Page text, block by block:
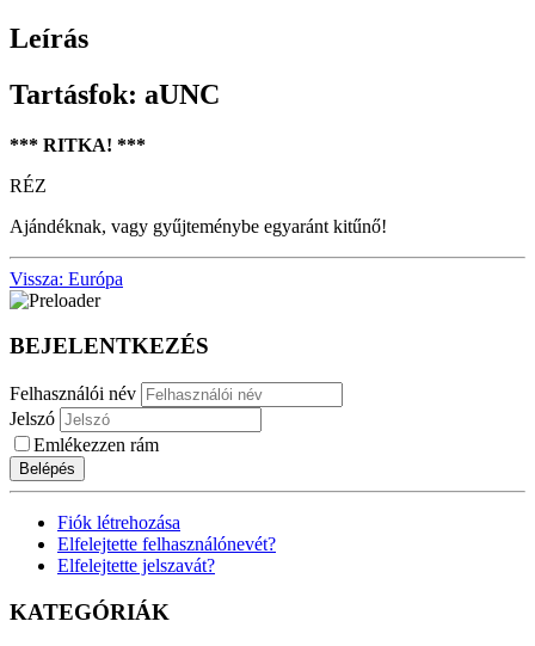
Leírás
Tartásfok: aUNC
*** RITKA! ***
RÉZ
Ajándéknak, vagy gyűjteménybe egyaránt kitűnő!
Vissza: Európa
BEJELENTKEZÉS
Felhasználói név
Jelszó
Emlékezzen rám
Belépés
Fiók létrehozása
Elfelejtette felhasználónevét?
Elfelejtette jelszavát?
KATEGÓRIÁK